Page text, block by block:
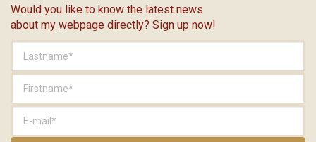
Would you like to know the latest news
about my webpage directly? Sign up now!